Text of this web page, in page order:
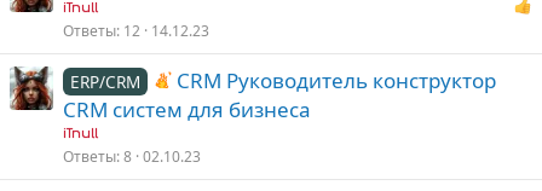
iTnull
Ответы 12 14.12.23
ERP/CRM
CRM Руководитель конструктор
CRM систем для бизнеса
iTnull
Ответы 8 02.10.23